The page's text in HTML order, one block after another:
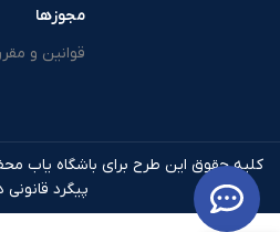
مجوزها
قوانین و
کلیه حقوق این طرح برای باشگاه یاب
پیگرد قانونی